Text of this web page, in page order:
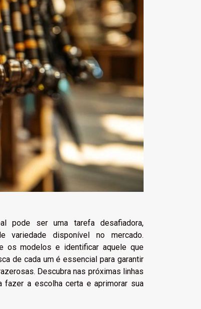
pode ser uma tarefa desafiadora,
variedade disponível no mercado.
os modelos e identificar aquele que
de cada um é essencial para garantir
Descubra nas próximas linhas
fazer a escolha certa e aprimorar sua